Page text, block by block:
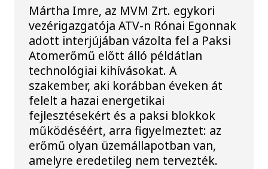
Mártha Imre, az MVM Zrt. egykori
vezérigazgatója ATV-n Rónai Egonnak
adott interjújában vázolta fel a Paksi
Atomerőmű előtt álló példátlan
technológiai kihívásokat. A
szakember, aki korábban éveken át
felelt a hazai energetikai
fejlesztésekért és a paksi blokkok
működéséért, arra figyelmeztet: az
erőmű olyan üzemállapotban van,
amelyre eredetileg nem tervezték.